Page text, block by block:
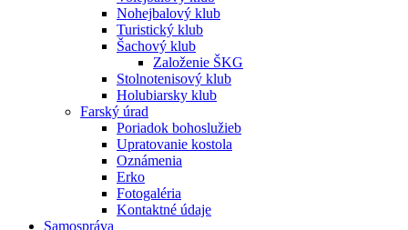
Nohejbalový klub
Turistický klub
Šachový klub
Založenie ŠKG
Stolnotenisový klub
Holubiarsky klub
Farský úrad
Poriadok bohoslužieb
Upratovanie kostola
Oznámenia
Erko
Fotogaléria
Kontaktné údaje
Samospráva